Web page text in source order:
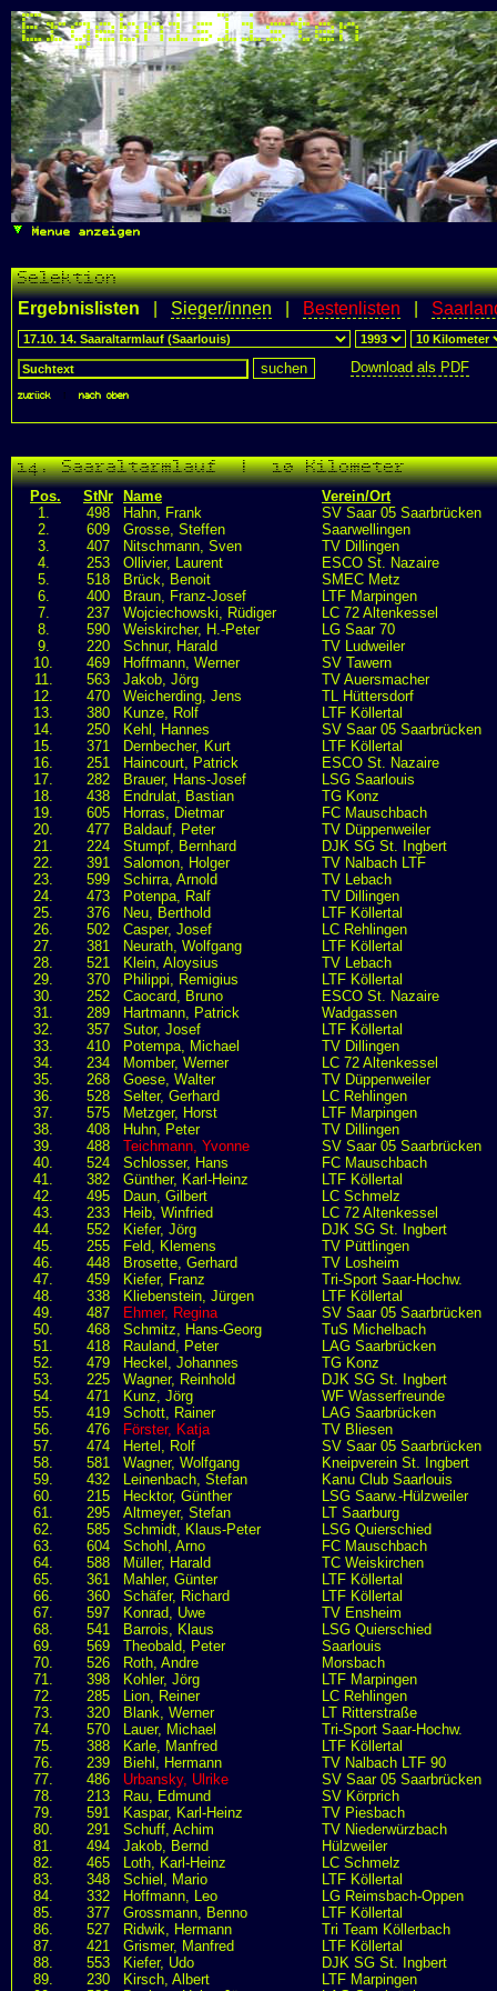
Ergebnislisten
Menue anzeigen
Selektion
Ergebnislisten Sieger/innen Bestenlisten
Download als PDF
zurück nach oben
14. Saaraltarmlauf | 10 Kilometer
Pos. StNr Name
Verein/Ort
1.
498 Hahn, Frank
SV Saar 05 Saarbrücken
2.
609 Grosse, Steffen
Saarwellingen
3.
407 Nitschmann, Sven
TV Dillingen
4.
253 Ollivier, Laurent
ESCO St. Nazaire
5.
518 Brück, Benoit
SMEC Metz
6.
400 Braun, Franz-Josef
LTF Marpingen
7.
237 Wojciechowski, Rüdiger
LC 72 Altenkessel
8.
590 Weiskircher, H.-Peter
LG Saar 70
9.
220 Schnur, Harald
TV Ludweiler
10.
469 Hoffmann, Werner
SV Tawern
11.
563 Jakob, Jörg
TV Auersmacher
12.
470 Weicherding, Jens
TL Hüttersdorf
13.
380 Kunze, Rolf
LTF Köllertal
14.
250 Kehl, Hannes
SV Saar 05 Saarbrücken
15.
371 Dernbecher, Kurt
LTF Köllertal
16.
251 Haincourt, Patrick
ESCO St. Nazaire
17.
282 Brauer, Hans-Josef
LSG Saarlouis
18.
438 Endrulat, Bastian
TG Konz
19.
605 Horras, Dietmar
FC Mauschbach
20.
477 Baldauf, Peter
TV Düppenweiler
21.
224 Stumpf, Bernhard
DJK SG St. Ingbert
22.
391 Salomon, Holger
TV Nalbach LTF
23.
599 Schirra, Arnold
TV Lebach
24.
473 Potenpa, Ralf
TV Dillingen
25.
376 Neu, Berthold
LTF Köllertal
26.
502 Casper, Josef
LC Rehlingen
27.
381 Neurath, Wolfgang
LTF Köllertal
28.
521 Klein, Aloysius
TV Lebach
29.
370 Philippi, Remigius
LTF Köllertal
30.
252 Caocard, Bruno
ESCO St. Nazaire
31.
289 Hartmann, Patrick
Wadgassen
32.
357 Sutor, Josef
LTF Köllertal
33.
410 Potempa, Michael
TV Dillingen
34.
234 Momber, Werner
LC 72 Altenkessel
35.
268 Goese, Walter
TV Düppenweiler
36.
528 Selter, Gerhard
LC Rehlingen
37.
575 Metzger, Horst
LTF Marpingen
38.
408 Huhn, Peter
TV Dillingen
39.
488 Teichmann, Yvonne
SV Saar 05 Saarbrücken
40.
524 Schlosser, Hans
FC Mauschbach
41.
382 Günther, Karl-Heinz
LTF Köllertal
42.
495 Daun, Gilbert
LC Schmelz
43.
233 Heib, Winfried
LC 72 Altenkessel
44.
552 Kiefer, Jörg
DJK SG St. Ingbert
45.
255 Feld, Klemens
TV Püttlingen
46.
448 Brosette, Gerhard
TV Losheim
47.
459 Kiefer, Franz
Tri-Sport Saar-Hochw.
48.
338 Kliebenstein, Jürgen
LTF Köllertal
49.
487 Ehmer, Regina
SV Saar 05 Saarbrücken
50.
468 Schmitz, Hans-Georg
TuS Michelbach
51.
418 Rauland, Peter
LAG Saarbrücken
52.
479 Heckel, Johannes
TG Konz
53.
225 Wagner, Reinhold
DJK SG St. Ingbert
54.
471 Kunz, Jörg
WF Wasserfreunde
55.
419 Schott, Rainer
LAG Saarbrücken
56.
476 Förster, Katja
TV Bliesen
57.
474 Hertel, Rolf
SV Saar 05 Saarbrücken
58.
581 Wagner, Wolfgang
Kneipverein St. Ingbert
59.
432 Leinenbach, Stefan
Kanu Club Saarlouis
60.
215 Hecktor, Günther
LSG Saarw.-Hülzweiler
61.
295 Altmeyer, Stefan
LT Saarburg
62.
585 Schmidt, Klaus-Peter
LSG Quierschied
63.
604 Schohl, Arno
FC Mauschbach
64.
588 Müller, Harald
TC Weiskirchen
65.
361 Mahler, Günter
LTF Köllertal
66.
360 Schäfer, Richard
LTF Köllertal
67.
597 Konrad, Uwe
TV Ensheim
68.
541 Barrois, Klaus
LSG Quierschied
69.
569 Theobald, Peter
Saarlouis
70.
526 Roth, Andre
Morsbach
71.
398 Kohler, Jörg
LTF Marpingen
72.
285 Lion, Reiner
LC Rehlingen
73.
320 Blank, Werner
LT Ritterstraße
74.
570 Lauer, Michael
Tri-Sport Saar-Hochw.
75.
388 Karle, Manfred
LTF Köllertal
76.
239 Biehl, Hermann
TV Nalbach LTF 90
77.
486 Urbansky, Ulrike
SV Saar 05 Saarbrücken
78.
213 Rau, Edmund
SV Körprich
79.
591 Kaspar, Karl-Heinz
TV Piesbach
80.
291 Schuff, Achim
TV Niederwürzbach
81.
494 Jakob, Bernd
Hülzweiler
82.
465 Loth, Karl-Heinz
LC Schmelz
83.
348 Schiel, Mario
LTF Köllertal
84.
332 Hoffmann, Leo
LG Reimsbach-Oppen
85.
377 Grossmann, Benno
LTF Köllertal
86.
527 Ridwik, Hermann
Tri Team Köllerbach
87.
421 Grismer, Manfred
LTF Köllertal
88.
553 Kiefer, Udo
DJK SG St. Ingbert
89.
230 Kirsch, Albert
LTF Marpingen